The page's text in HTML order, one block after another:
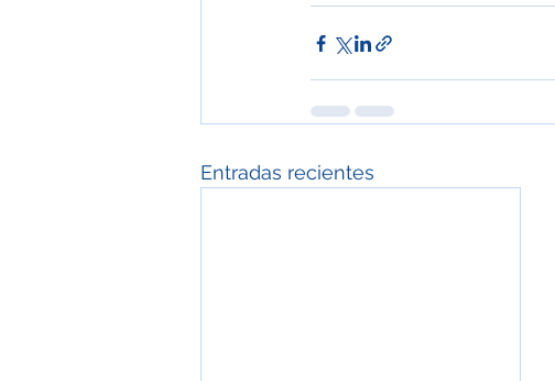
Entradas recientes